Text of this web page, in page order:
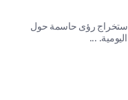
Share your
باستخراج رؤى حاسمة حول
...
Next